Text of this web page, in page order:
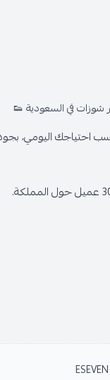
في السعودية 👟
احتياجك اليومي،